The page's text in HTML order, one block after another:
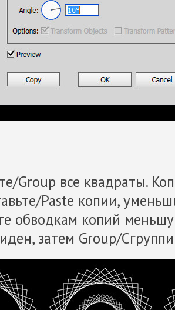
Group все квадраты.
Paste копии,
обводкам копий
затем Group/